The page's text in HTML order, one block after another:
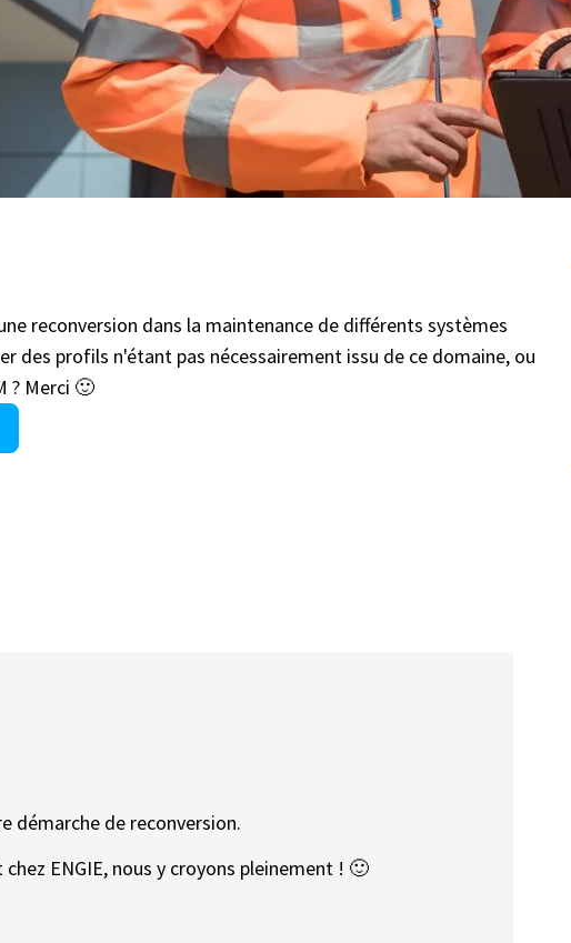
reconversion dans la maintenance de différents systèmes
des profils n'étant pas nécessairement issu de ce domaine, ou
? Merci 🙂
démarche de reconversion.
ENGIE, nous y croyons pleinement ! 🙂